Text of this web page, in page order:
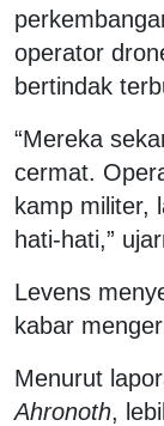
operator
bertindak
“Mereka
cermat.
kamp militer,
hati-hati,”
Levens
kabar
Menurut
Ahronoth,